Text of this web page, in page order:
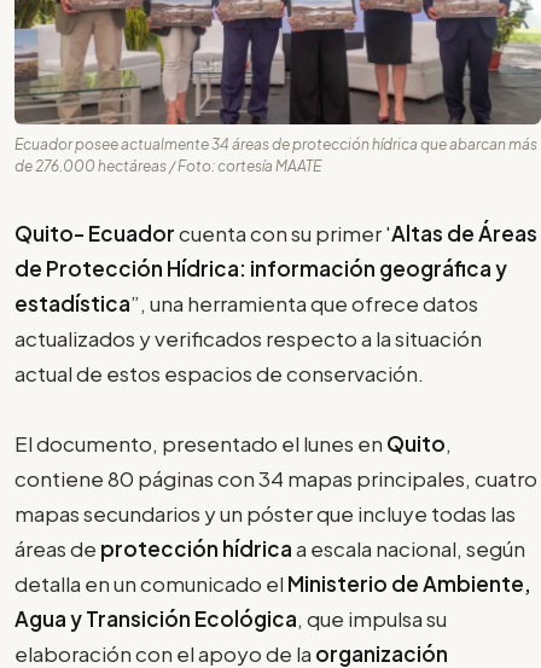
Ecuador posee actualmente 34 áreas de protección hídrica que abarcan más
de 276.000 hectáreas / Foto: cortesía MAATE
Quito- Ecuadorcuenta con su primer 'Altas de Áreas
de Protección Hídrica: información geográfica y
estadística”, una herramienta que ofrece datos
actualizados y verificados respecto a la situación
actual de estos espacios de conservación.
El documento, presentado el lunes en Quito,
contiene 80 páginas con 34 mapas principales, cuatro
mapas secundarios y un póster que incluye todas las
áreas de protección hídricaa escala nacional, según
detalla en un comunicado el Ministerio de Ambiente,
Agua y Transición Ecológica, que impulsa su
elaboración con el apoyo de la organización